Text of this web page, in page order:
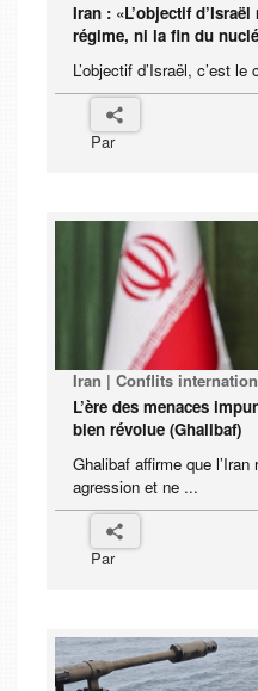
Iran : «L’objectif
régime, ni la fin du
L’objectif d’Israël, c’est
Par
Iran | Conflits
L’ère des menaces
bien révolue (Ghalibaf)
Ghalibaf affirme que
agression et ne ...
Par